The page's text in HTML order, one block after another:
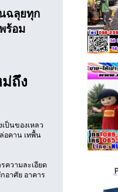
ฉลุยทุก
ร้อม
ถึง
ป็นของเหลว
อคาน เทพื้น
ความละเอียด
อาศัย อาคาร